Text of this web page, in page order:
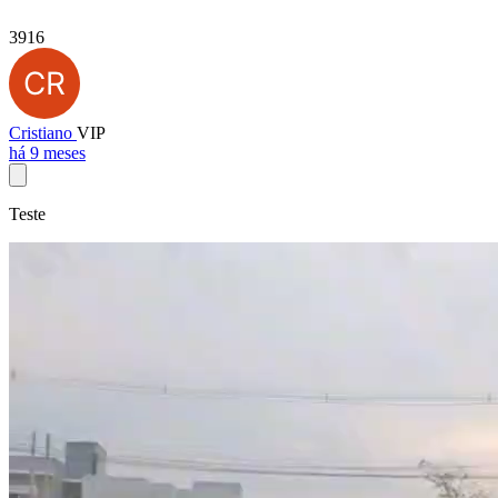
3916
Cristiano VIP
há 9 meses
Teste